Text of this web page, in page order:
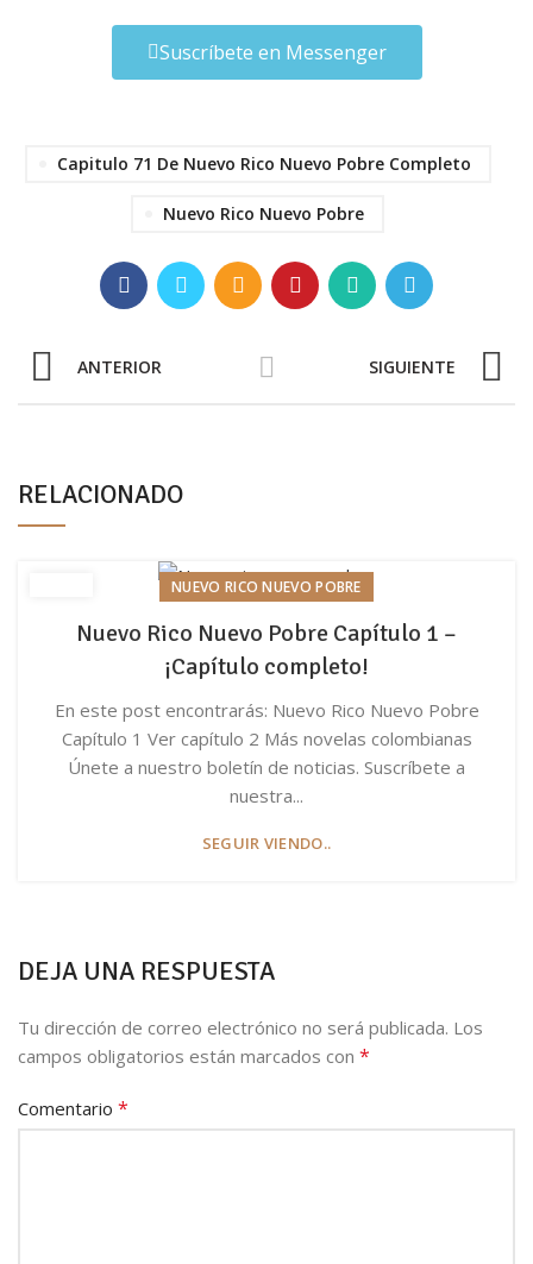
Suscríbete en Messenger
Capitulo 71 De Nuevo Rico Nuevo Pobre Completo
Nuevo Rico Nuevo Pobre
ANTERIOR SIGUIENTE
RELACIONADO
NUEVO RICO NUEVO POBRE
Nuevo Rico Nuevo Pobre Capítulo 1 –
¡Capítulo completo!
En este post encontrarás: Nuevo Rico Nuevo Pobre
Capítulo 1 Ver capítulo 2 Más novelas colombianas
Únete a nuestro boletín de noticias. Suscríbete a
nuestra...
SEGUIR VIENDO..
DEJA UNA RESPUESTA
Tu dirección de correo electrónico no será publicada. Los
campos obligatorios están marcados con *
Comentario *